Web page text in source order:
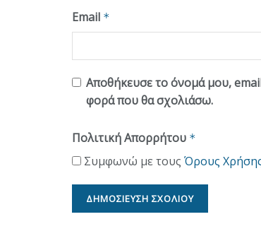
Email *
Αποθήκευσε το όνομά μου,
φορά που θα σχολιάσω.
Πολιτική Απορρήτου *
Συμφωνώ με τους Όρους